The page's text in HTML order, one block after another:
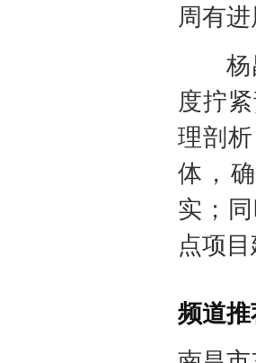
周有进
杨昌
度拧
理剖
体，
实；
点项
频道推